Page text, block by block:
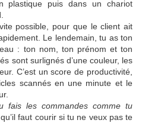
plastique puis dans un chariot
vite possible, pour que le client ait
Le lendemain, tu as ton
: ton nom, ton prénom et ton
sont surlignés d’une couleur, les
C’est un score de productivité,
scannés en une minute et le
fais les commandes comme tu
faut courir si tu ne veux pas te